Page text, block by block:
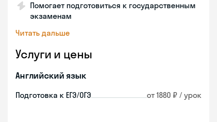
Помогает подготовиться к государственным
экзаменам
Читать дальше
Услуги и цены
Английский язык
Подготовка к ЕГЭ/ОГЭ от 1880 ₽ / урок